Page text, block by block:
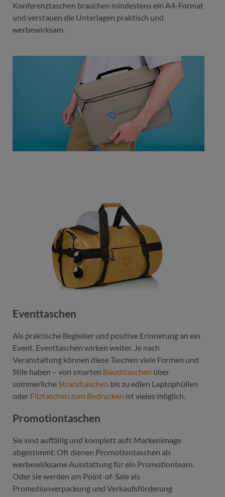
Konferenztaschen brauchen mindestens ein A4-Format
und verstauen die Unterlagen praktisch und
werbewirksam.
Eventtaschen
Als praktische Begleiter und positive Erinnerung an ein
Event. Eventtaschen wirken weiter. Je nach
Veranstaltung können diese Taschen viele Formen und
Stile haben – von smarten Bauchtaschen über
sommerliche Strandtaschen bis zu edlen Laptophüllen
oder Filztaschen zum Bedrucken ist vieles möglich.
Promotiontaschen
Sie sind auffällig und komplett aufs Markenimage
abgestimmt. Oft dienen Promotiontaschen als
werbewirksame Ausstattung für ein Promotionteam.
Oder sie werden am Point-of-Sale als
Promotionverpackung und Verkaufsförderung